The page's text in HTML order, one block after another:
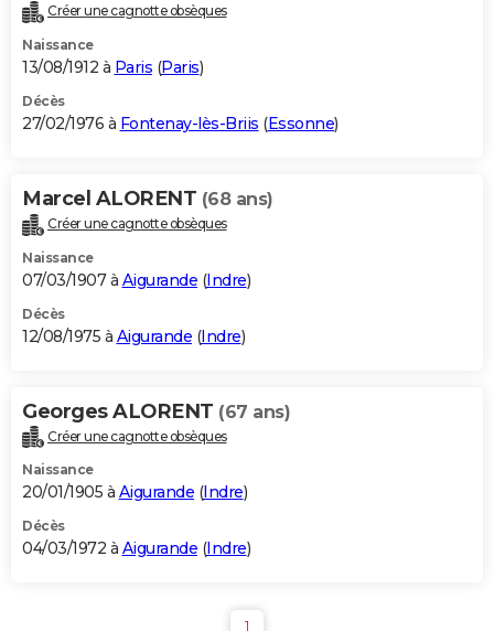
Créer une cagnotte obsèques
Naissance
13/08/1912 à Paris (Paris)
Décès
27/02/1976 à Fontenay-lès-Briis (Essonne)
Marcel ALORENT (68 ans)
Créer une cagnotte obsèques
Naissance
07/03/1907 à Aigurande (Indre)
Décès
12/08/1975 à Aigurande (Indre)
Georges ALORENT (67 ans)
Créer une cagnotte obsèques
Naissance
20/01/1905 à Aigurande (Indre)
Décès
04/03/1972 à Aigurande (Indre)
1